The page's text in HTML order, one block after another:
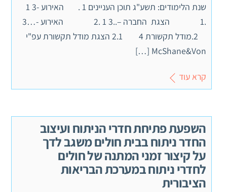
שנת הלימודים: תשע"ג תוכן העניינים 1 . האירוע -3 1
.1 הצגת החברה –..3 1 .2 האירוע -…3
2.מודל תקשורת 4 2.1 הצגת מודל תקשורת עפ"י
McShane&Von […]
קרא עוד
השפעת פתיחת חדרי הניתוח ועיצוב
החדר ניתוח בבית חולים משגב לדך
על קיצור זמני המתנה של חולים
לחדרי ניתוח במערכת הבריאות
הציבורית